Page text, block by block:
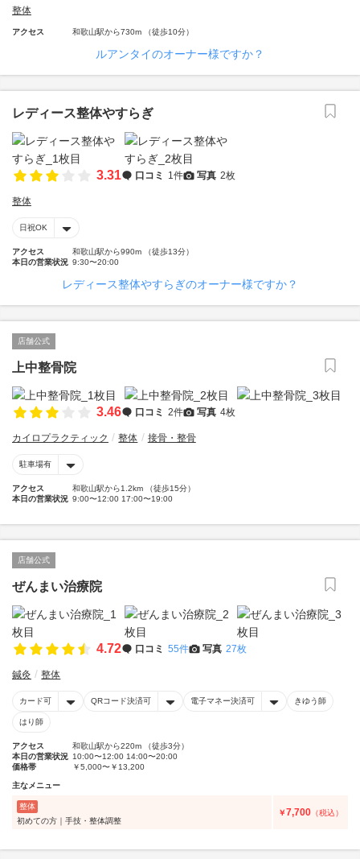
整体
アクセス 和歌山駅から730m （徒歩10分）
ルアンタイのオーナー様ですか？
レディース整体やすらぎ
3.31 口コミ 1件 写真 2枚
整体
日祝OK
アクセス
和歌山駅から990m （徒歩13分）
本日の営業状況 9:30〜20:00
レディース整体やすらぎのオーナー様ですか？
店舗公式
上中整骨院
3.46 口コミ 2件 写真 4枚
カイロプラクティック 整体 接骨・整骨
駐車場有
アクセス
和歌山駅から1.2km （徒歩15分）
本日の営業状況 9:00〜12:00 17:00〜19:00
店舗公式
ぜんまい治療院
4.72 口コミ 55件 写真 27枚
鍼灸 整体
カード可 QRコード決済可 電子マネー決済可 きゆう師
はり師
アクセス
和歌山駅から220m （徒歩3分）
本日の営業状況 10:00〜12:00 14:00〜20:00
価格帯
￥5,000〜￥13,200
主なメニュー
整体
初めての方｜手技・整体調整
￥7,700 （税込）